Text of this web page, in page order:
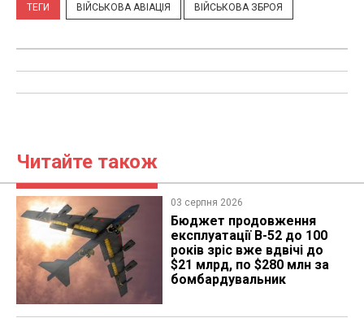
ТЕГИ ВІЙСЬКОВА АВІАЦІЯ ВІЙСЬКОВА ЗБРОЯ
Читайте також
03 серпня 2026
Бюджет продовження
експлуатації B-52 до 100
років зріс вже вдвічі до
$21 млрд, по $280 млн за
бомбардувальник